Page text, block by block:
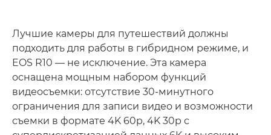
Лучшие камеры для путешествий должны
подходить для работы в гибридном режиме, и
EOS R10 — не исключение. Эта камера
оснащена мощным набором функций
видеосъемки: отсутствие 30-минутного
ограничения для записи видео и возможности
съемки в формате 4K 60p, 4K 30p с